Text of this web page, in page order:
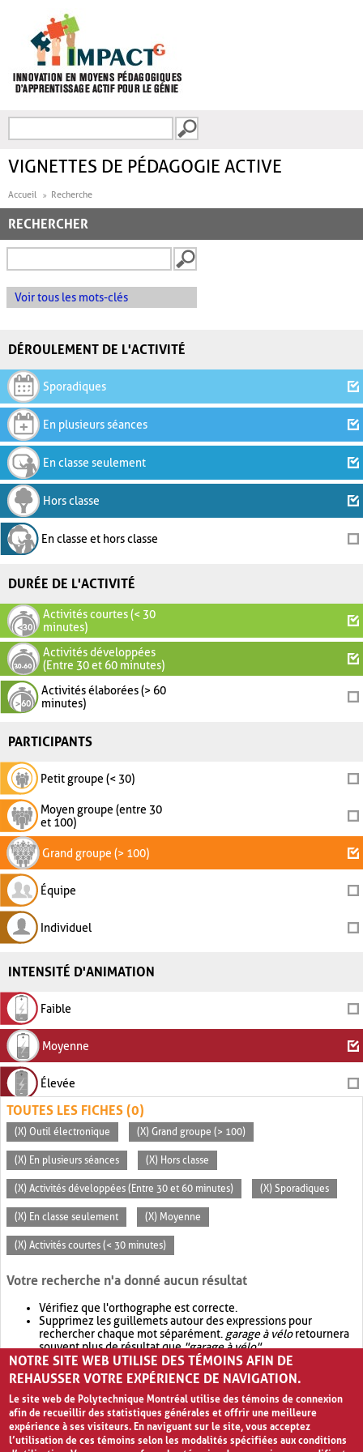
FORMULAIRE DE
VIGNETTES DE PÉDAGOGIE ACTIVE
Accueil Recherche
RECHERCHER
Voir tous les mots-clés
DÉROULEMENT DE L'ACTIVITÉ
Sporadiques
En plusieurs séances
En classe seulement
Hors classe
En classe et hors classe
DURÉE DE L'ACTIVITÉ
Activités courtes (< 30
minutes)
Activités développées
(Entre 30 et 60 minutes)
Activités élaborées (> 60
minutes)
PARTICIPANTS
Petit groupe (< 30)
Moyen groupe (entre 30
et 100)
Grand groupe (> 100)
Équipe
Individuel
INTENSITÉ D'ANIMATION
Faible
Moyenne
Élevée
TOUTES LES FICHES (0)
(X) Outil électronique (X) Grand groupe (> 100)
(X) En plusieurs séances (X) Hors classe
(X) Activités développées (Entre 30 et 60 minutes) (X) Sporadiques
(X) En classe seulement (X) Moyenne
(X) Activités courtes (< 30 minutes)
Votre recherche n'a donné aucun résultat
Vérifiez que l'orthographe est correcte.
Supprimez les guillemets autour des expressions pour
rechercher chaque mot séparément. garage à véloretournera
souvent plus de résultat que"garage à vélo".
Envisagez d'élargir votre recherche avec OR.garage OR vélo
retournera souvent plus de résultat quegarage à vélo
NOTRE SITE WEB UTILISE DES TÉMOINS AFIN DE
REHAUSSER VOTRE EXPÉRIENCE DE NAVIGATION.
Le site web de Polytechnique Montréal utilise des témoins de connexion
afin de recueillir des statistiques générales et offrir une meilleure
expérience à ses visiteurs. En naviguant sur le site, vous acceptez
l’utilisation de ces témoins selon les modalités spécifiées aux conditions